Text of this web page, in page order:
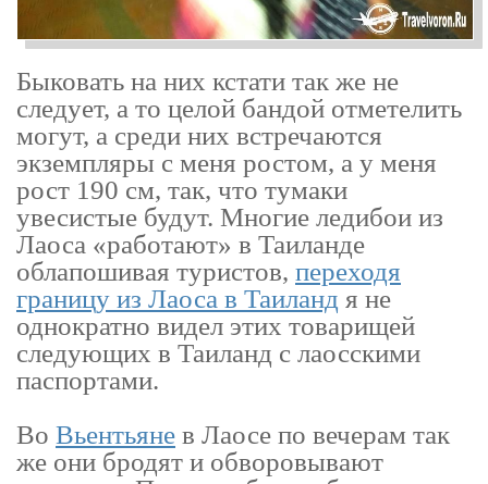
Быковать на них кстати так же не
следует, а то целой бандой отметелить
могут, а среди них встречаются
экземпляры с меня ростом, а у меня
рост 190 см, так, что тумаки
увесистые будут. Многие ледибои из
Лаоса «работают» в Таиланде
облапошивая туристов, переходя
границу из Лаоса в Таиланд я не
однократно видел этих товарищей
следующих в Таиланд с лаосскими
паспортами.
Во Вьентьяне в Лаосе по вечерам так
же они бродят и обворовывают